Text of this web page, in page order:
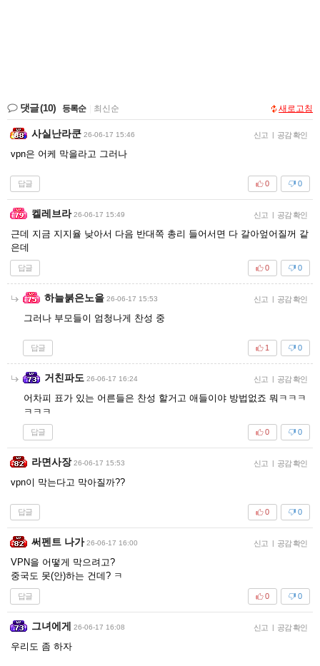
댓글(10) 등록순 최신순 새로고침
사실난라쿤 26-06-17 15:46 신고 | 공감 확인
vpn은 어케 막을라고 그러나
답글 0
0
켈레브라 26-06-17 15:49 신고 | 공감 확인
근데 지금 지지율 낮아서 다음 반대쪽 총리 들어서면 다 갈아엎어질꺼 같
은데
답글 0
0
하늘붉은노을 26-06-17 15:53 신고 | 공감 확인
그러나 부모들이 엄청나게 찬성 중
답글 0
1
거친파도 26-06-17 16:24 신고 | 공감 확인
어차피 표가 있는 어른들은 찬성 할거고 애들이야 방법없죠 뭐ㅋㅋㅋ
ㅋㅋㅋ
답글 0
0
라면사장 26-06-17 15:53 신고 | 공감 확인
vpn이 막는다고 막아질까??
답글 0
0
써펜트 나가 26-06-17 16:00 신고 | 공감 확인
VPN을 어떻게 막으려고?
중국도 못(안)하는 건데? ㅋ
답글 0
0
그녀에게 26-06-17 16:08 신고 | 공감 확인
우리도 좀 하자